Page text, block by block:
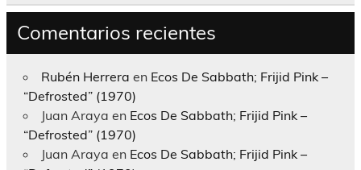
Comentarios recientes
Rubén Herrera en Ecos De Sabbath; Frijid Pink –
“Defrosted” (1970)
Juan Araya en Ecos De Sabbath; Frijid Pink –
“Defrosted” (1970)
Juan Araya en Ecos De Sabbath; Frijid Pink –